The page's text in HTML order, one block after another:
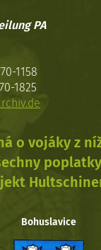
PA
1158
1825
o vojáky z
Bohuslavice